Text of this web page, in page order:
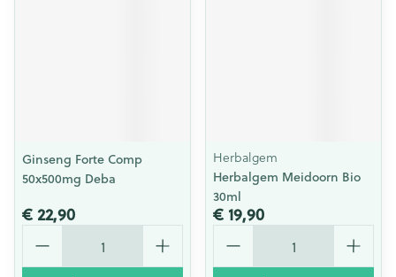
Ginseng Forte Comp
50x500mg Deba
€ 22,90
Aantal
Herbalgem
Herbalgem Meidoorn Bio
30ml
€ 19,90
Aantal